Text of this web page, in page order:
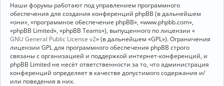
Наши форумы работают под управлением программного
обеспечения для создания конференций phpBB (в дальнейшем
«они», «программное обеспечение phpBB», «www.phpbb.com»,
«phpBB Limited», «phpBB Teams»), выпущенного по лицензии «
GNU General Public License v2» (в дальнейшем «GPL»). Ограничения
лицензии GPL для программного обеспечения phpBB строго
связаны с организацией и поддержкой интернет-конференций, и
phpBB Limited не несёт ответственности за то, что администрация
конференций определяет в качестве допустимого содержания и/
или поведения в них.